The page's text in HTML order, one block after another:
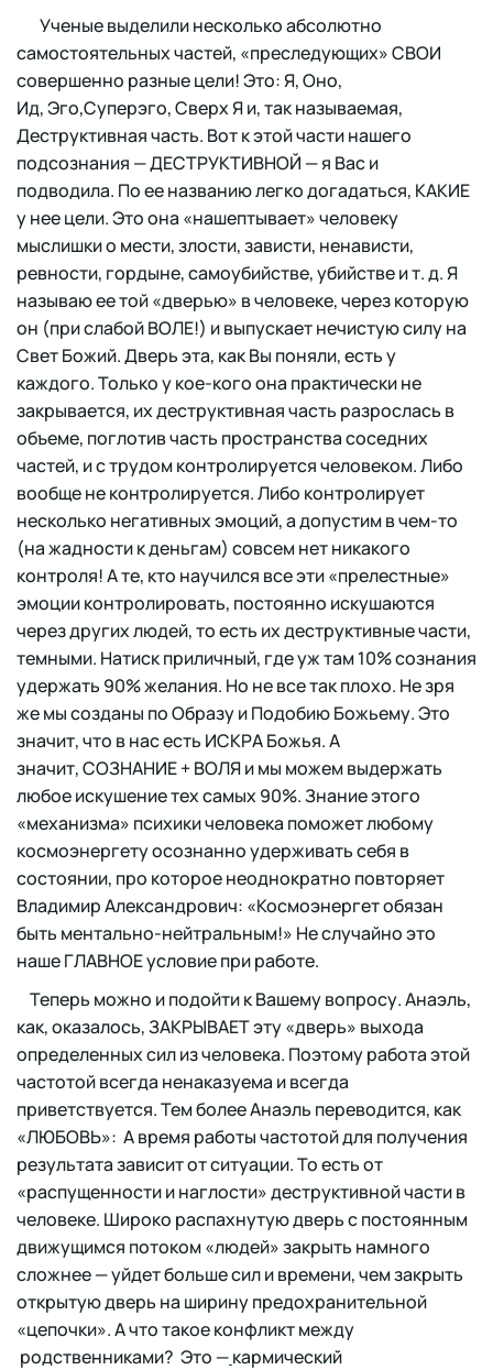
Ученые выделили несколько абсолютно
самостоятельных частей, «преследующих» СВОИ
совершенно разные цели! Это: Я, Оно,
Ид, Эго,Суперэго, Сверх Я и, так называемая,
Деструктивная часть. Вот к этой части нашего
подсознания — ДЕСТРУКТИВНОЙ — я Вас и
подводила. По ее названию легко догадаться, КАКИЕ
у нее цели. Это она «нашептывает» человеку
мыслишки о мести, злости, зависти, ненависти,
ревности, гордыне, самоубийстве, убийстве и т. д. Я
называю ее той «дверью» в человеке, через которую
он (при слабой ВОЛЕ!) и выпускает нечистую силу на
Свет Божий. Дверь эта, как Вы поняли, есть у
каждого. Только у кое-кого она практически не
закрывается, их деструктивная часть разрослась в
объеме, поглотив часть пространства соседних
частей, и с трудом контролируется человеком. Либо
вообще не контролируется. Либо контролирует
несколько негативных эмоций, а допустим в чем-то
(на жадности к деньгам) совсем нет никакого
контроля! А те, кто научился все эти «прелестные»
эмоции контролировать, постоянно искушаются
через других людей, то есть их деструктивные части,
темными. Натиск приличный, где уж там 10% сознания
удержать 90% желания. Но не все так плохо. Не зря
же мы созданы по Образу и Подобию Божьему. Это
значит, что в нас есть ИСКРА Божья. А
значит, СОЗНАНИЕ + ВОЛЯ и мы можем выдержать
любое искушение тех самых 90%. Знание этого
«механизма» психики человека поможет любому
космоэнергету осознанно удерживать себя в
состоянии, про которое неоднократно повторяет
Владимир Александрович: «Космоэнергет обязан
быть ментально-нейтральным!» Не случайно это
наше ГЛАВНОЕ условие при работе.
Теперь можно и подойти к Вашему вопросу. Анаэль,
как, оказалось, ЗАКРЫВАЕТ эту «дверь» выхода
определенных сил из человека. Поэтому работа этой
частотой всегда ненаказуема и всегда
приветствуется. Тем более Анаэль переводится, как
«ЛЮБОВЬ»: А время работы частотой для получения
результата зависит от ситуации. То есть от
«распущенности и наглости» деструктивной части в
человеке. Широко распахнутую дверь с постоянным
движущимся потоком «людей» закрыть намного
сложнее — уйдет больше сил и времени, чем закрыть
открытую дверь на ширину предохранительной
«цепочки». А что такое конфликт между
родственниками? Это —кармический